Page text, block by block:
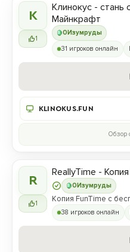
К
1
0 Изумруды
Клинокус - стань
Майнкрафт
31 игроков онлайн
KLINOKUS.FUN
Обзор
R
1
0 Изумруды
ReallyTime -
Копия FunTime с
38 игроков онлайн